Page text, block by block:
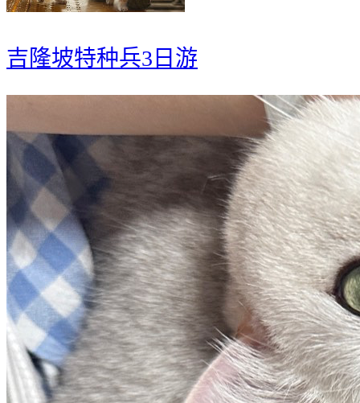
吉隆坡特种兵3日游